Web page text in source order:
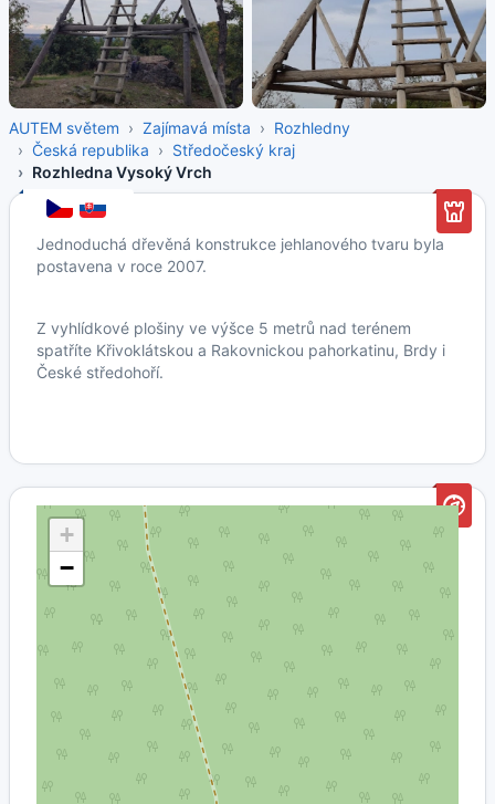
AUTEM světem Zajímavá místa
Rozhledny
Česká republika
Středočeský kraj
Rozhledna Vysoký Vrch
Jednoduchá dřevěná konstrukce jehlanového tvaru byla
postavena v roce 2007.
Z vyhlídkové plošiny ve výšce 5 metrů nad terénem
spatříte Křivoklátskou a Rakovnickou pahorkatinu, Brdy i
České středohoří.
+
−